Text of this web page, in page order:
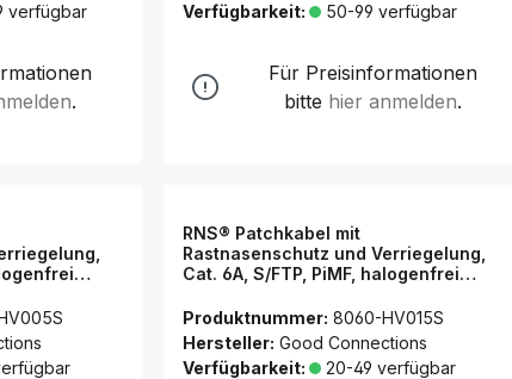
verfügbar
.
Verfügbarkeit:
50-99 verfügbar
Für Preisinformationen
bitte hier anmelden.
RNS® Patchkabel mit
Rastnasenschutz und Verriegelung,
Cat. 6A, S/FTP, PiMF, halogenfrei
Connections®
Produktnummer: 8060-HV015S
Hersteller: Good Connections
Verfügbarkeit:
20-49 verfügbar